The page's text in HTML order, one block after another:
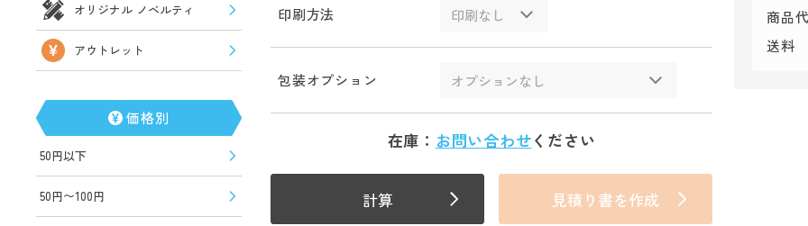
オリジナル ノベルティ
アウトレット
価格別
50円以下
50円〜100円
印刷方法
包装オプション
在庫： お問い合わせください
計算 見積り書を作成
商品代
送料